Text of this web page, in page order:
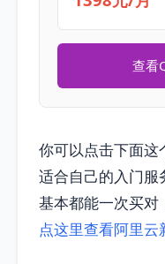
查看
你可以点击下面这
适合自己的入门服
基本都能一次买对
点这里查看阿里云